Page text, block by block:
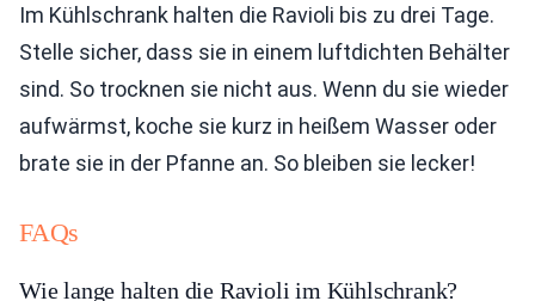
Im Kühlschrank halten die Ravioli bis zu drei Tage.
Stelle sicher, dass sie in einem luftdichten Behälter
sind. So trocknen sie nicht aus. Wenn du sie wieder
aufwärmst, koche sie kurz in heißem Wasser oder
brate sie in der Pfanne an. So bleiben sie lecker!
FAQs
Wie lange halten die Ravioli im Kühlschrank?